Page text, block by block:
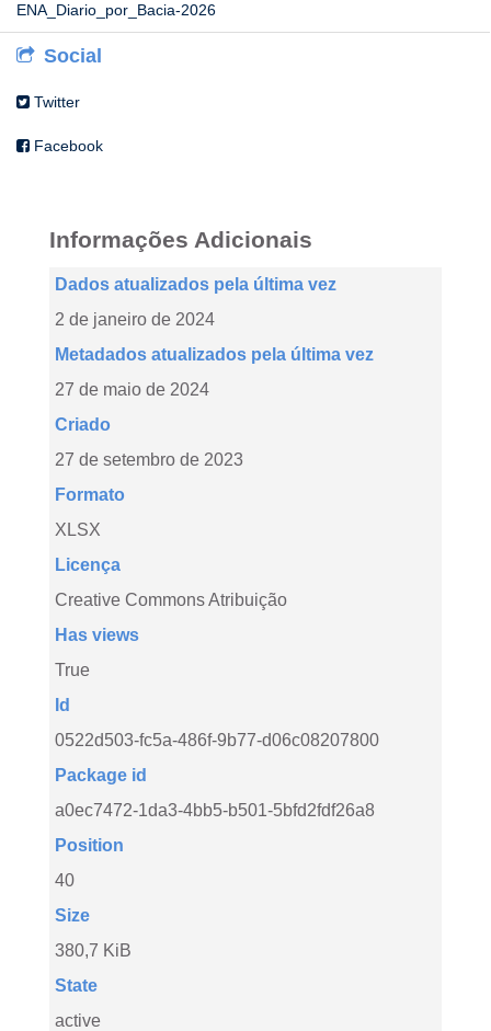
ENA_Diario_por_Bacia-2026
Social
Twitter
Facebook
Informações Adicionais
Dados atualizados pela última vez
2 de janeiro de 2024
Metadados atualizados pela última vez
27 de maio de 2024
Criado
27 de setembro de 2023
Formato
XLSX
Licença
Creative Commons Atribuição
Has views
True
Id
0522d503-fc5a-486f-9b77-d06c08207800
Package id
a0ec7472-1da3-4bb5-b501-5bfd2fdf26a8
Position
40
Size
380,7 KiB
State
active